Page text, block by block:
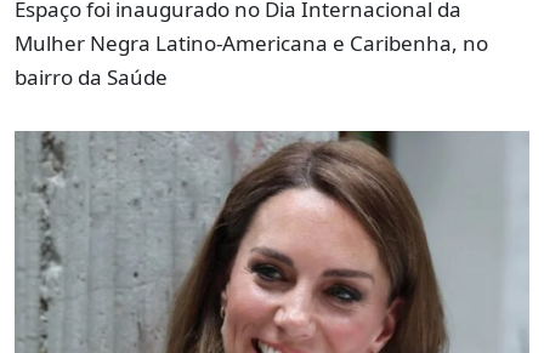
Espaço foi inaugurado no Dia Internacional da
Mulher Negra Latino-Americana e Caribenha, no
bairro da Saúde